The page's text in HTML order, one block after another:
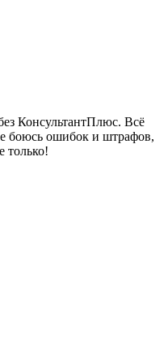
КонсультантПлюс. Всё
боюсь ошибок и штрафов,
только!